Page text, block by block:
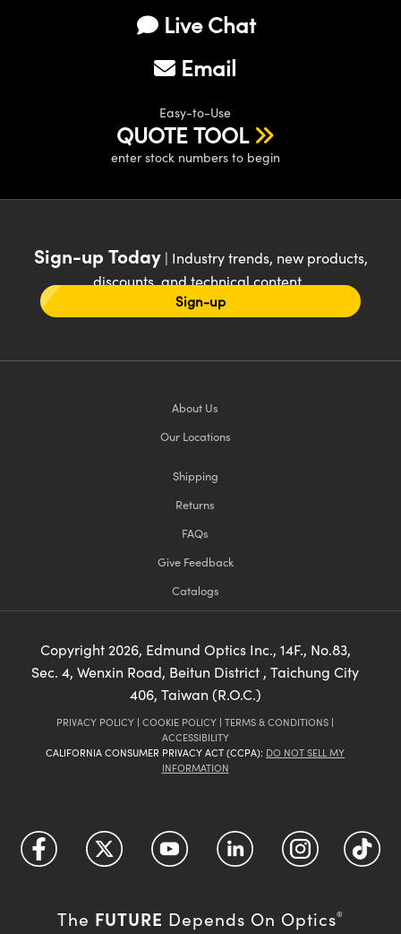
Live Chat
Email
Easy-to-Use
QUOTE TOOL
enter stock numbers to begin
Sign-up Today| Industry trends, new products,
discounts, and technical content
Sign-up
About Us
Our Locations
Shipping
Returns
FAQs
Give Feedback
Catalogs
Copyright 2026, Edmund Optics Inc., 14F., No.83,
Sec. 4, Wenxin Road, Beitun District , Taichung City
406, Taiwan (R.O.C.)
PRIVACY POLICY | COOKIE POLICY | TERMS & CONDITIONS |
ACCESSIBILITY
CALIFORNIA CONSUMER PRIVACY ACT (CCPA): DO NOT SELL MY
INFORMATION
The FUTURE Depends On Optics®